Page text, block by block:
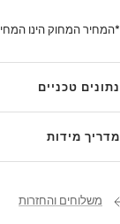
*המחיר המחוק הינו
נתונים טכניים
מדריך מידות
משלוחים והחזרות